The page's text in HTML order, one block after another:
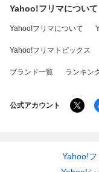
Yahoo!フリマについて
Yahoo!フリマについて
Yahoo!フリマトピックス
ブランド一覧 ランキン
公式アカウント
Yahoo!フ